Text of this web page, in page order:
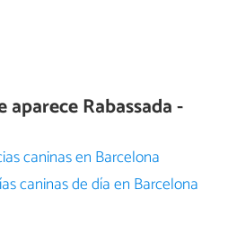
Rabassada -
caninas en Barcelona
caninas de día en Barcelona